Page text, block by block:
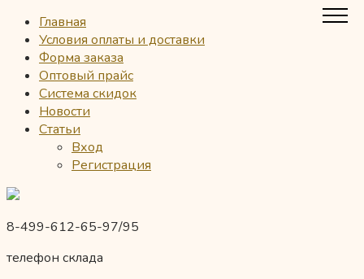
Главная
Условия оплаты и доставки
Форма заказа
Оптовый прайс
Система скидок
Новости
Статьи
Вход
Регистрация
8-499-612-65-97/95
телефон склада